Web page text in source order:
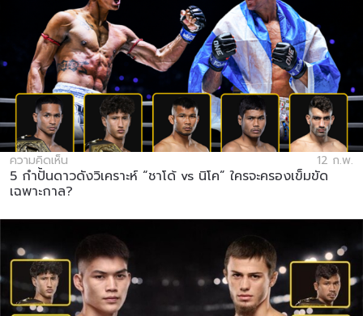
ความคิดเห็น 12 ก.พ.
5 กำปั้นดาวดังวิเคราะห์ “ชาโด้ vs นิโค” ใครจะครองเข็มขัด
เฉพาะกาล?